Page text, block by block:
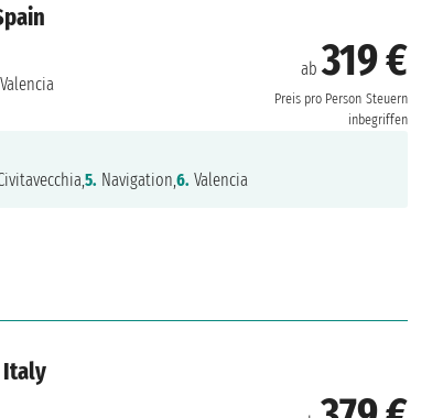
ab319 €
Preis pro Person Steuern
inbegriffen
Valencia
5. Navigation,6. Valencia
Italy